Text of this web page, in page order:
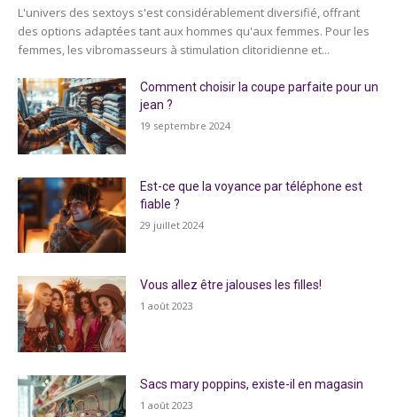
L'univers des sextoys s'est considérablement diversifié, offrant
des options adaptées tant aux hommes qu'aux femmes. Pour les
femmes, les vibromasseurs à stimulation clitoridienne et...
Comment choisir la coupe parfaite pour un
jean ?
19 septembre 2024
Est-ce que la voyance par téléphone est
fiable ?
29 juillet 2024
Vous allez être jalouses les filles!
1 août 2023
Sacs mary poppins, existe-il en magasin
1 août 2023